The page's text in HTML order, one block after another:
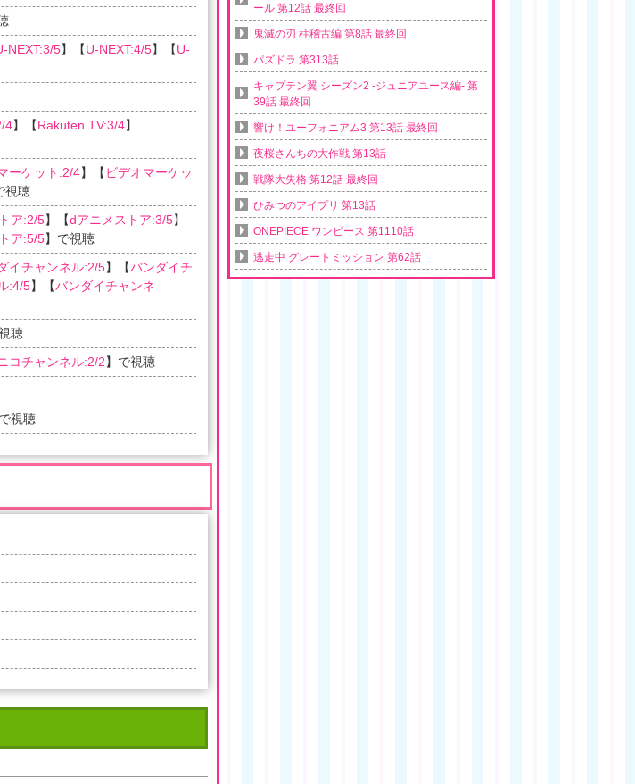
NEXT:3/5】【U-NEXT:4/5】【U-
4】【Rakuten TV:3/4】
ーケット:2/4】【 ビデオマーケッ
視聴
ア:2/5】【dアニメストア:3/5】
ア:5/5】で視聴
イチャンネル:2/5】【バンダイチ
:4/5】【バンダイチャンネ
聴
コチャンネル:2/2】で視聴
視聴
ール 第12話 最終回
鬼滅の刃 柱稽古編 第8話 最終回
パズドラ 第313話
キャプテン翼 シーズン2 -ジュニアユース編- 第
39話 最終回
響け！ユーフォニアム3 第13話 最終回
夜桜さんちの大作戦 第13話
戦隊大失格 第12話 最終回
ひみつのアイプリ 第13話
ONEPIECE ワンピース 第1110話
逃走中 グレートミッション 第62話